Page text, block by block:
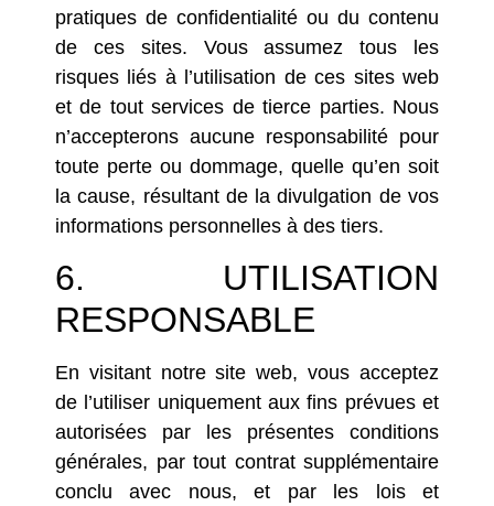
pratiques de confidentialité ou du contenu
de ces sites. Vous assumez tous les
risques liés à l’utilisation de ces sites web
et de tout services de tierce parties. Nous
n’accepterons aucune responsabilité pour
toute perte ou dommage, quelle qu’en soit
la cause, résultant de la divulgation de vos
informations personnelles à des tiers.
6. UTILISATION
RESPONSABLE
En visitant notre site web, vous acceptez
de l’utiliser uniquement aux fins prévues et
autorisées par les présentes conditions
générales, par tout contrat supplémentaire
conclu avec nous, et par les lois et